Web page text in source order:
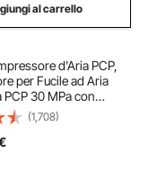
al carrello
d'Aria PCP,
per Fucile ad Aria
30 MPa con
Integrato e Sistema di
a Ventola
Bombola di Paintball
(1,708)